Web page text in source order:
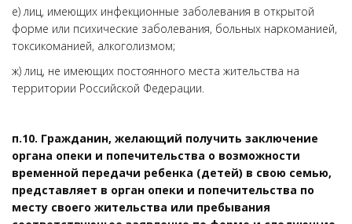
е) лиц, имеющих инфекционные заболевания в открытой
форме или психические заболевания, больных наркоманией,
токсикоманией, алкоголизмом;
ж) лиц, не имеющих постоянного места жительства на
территории Российской Федерации.
п.10. Гражданин, желающий получить заключение
органа опеки и попечительства о возможности
временной передачи ребенка (детей) в свою семью,
представляет в орган опеки и попечительства по
месту своего жительства или пребывания